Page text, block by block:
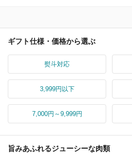
ギフト仕様・価格から選ぶ
熨斗対応
3,999円以下
7,000円～9,999円
旨みあふれるジューシーな肉類